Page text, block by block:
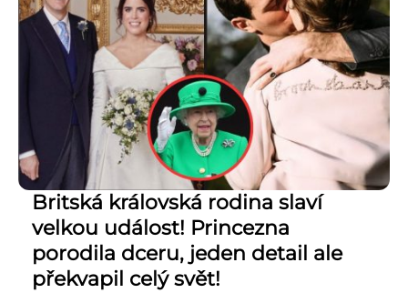
Britská královská rodina slaví
velkou událost! Princezna
porodila dceru, jeden detail ale
překvapil celý svět!